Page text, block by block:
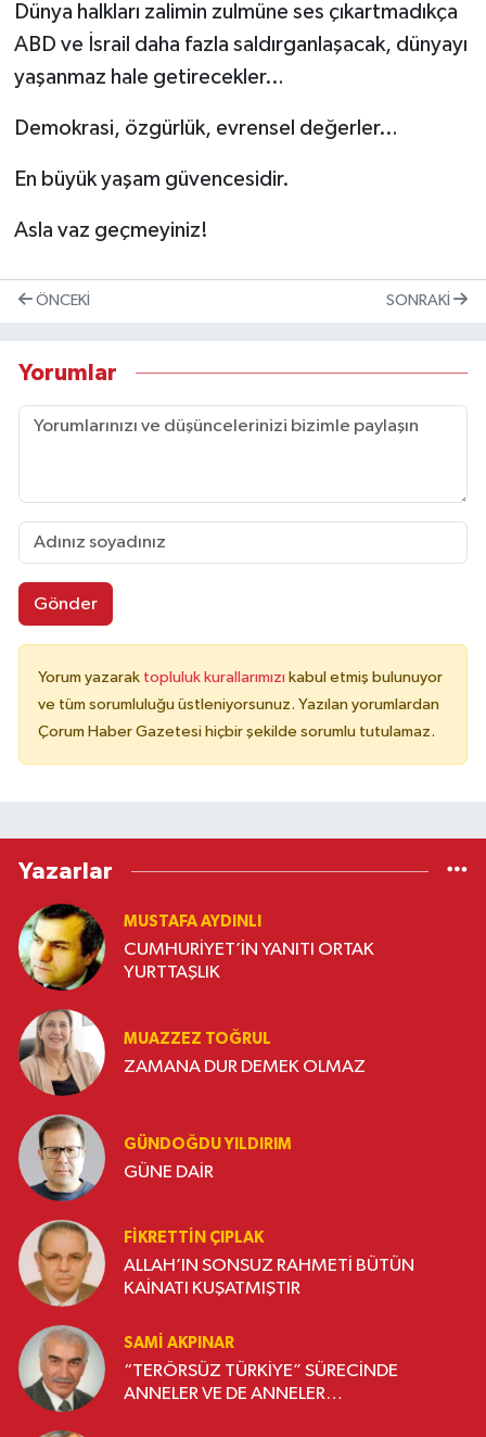
Dünya halkları zalimin zulmüne ses çıkartmadıkça
ABD ve İsrail daha fazla saldırganlaşacak, dünyayı
yaşanmaz hale getirecekler…
Demokrasi, özgürlük, evrensel değerler…
En büyük yaşam güvencesidir.
Asla vaz geçmeyiniz!
ÖNCEKI SONRAKI
Yorumlar
Gönder
Yorum yazarak topluluk kurallarımızı kabul etmiş bulunuyor
ve tüm sorumluluğu üstleniyorsunuz. Yazılan yorumlardan
Çorum Haber Gazetesi hiçbir şekilde sorumlu tutulamaz.
Yazarlar
MUSTAFA AYDINLI
CUMHURİYET’İN YANITI ORTAK
YURTTAŞLIK
MUAZZEZ TOĞRUL
ZAMANA DUR DEMEK OLMAZ
GÜNDOĞDU YILDIRIM
GÜNE DAİR
FIKRETTIN ÇIPLAK
ALLAH’IN SONSUZ RAHMETİ BÜTÜN
KAİNATI KUŞATMIŞTIR
SAMI AKPINAR
“TERÖRSÜZ TÜRKİYE” SÜRECİNDE
ANNELER VE DE ANNELER…